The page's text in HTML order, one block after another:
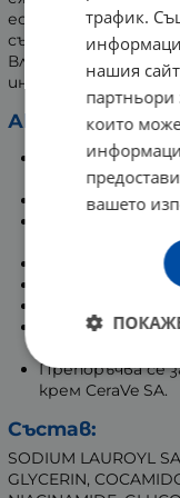
естествената
съдържанието на
Вложената
интензивно и в
Акценти:
Гел, подходящ
такава,
Нежно
Активни
Без
Съдържа 3
Препоръчва се
крем CeraVe SA.
Състав:
SODIUM LAUROYL
GLYCERIN,
трафик.
нашия
партньори
които
вашето